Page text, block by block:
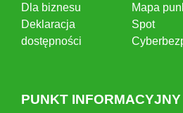
Dla biznesu
Deklaracja
dostępności
Mapa
Spot
PUNKT INFORMACYJNY